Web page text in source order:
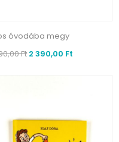
óvodába megy
Ft2 390,00 Ft